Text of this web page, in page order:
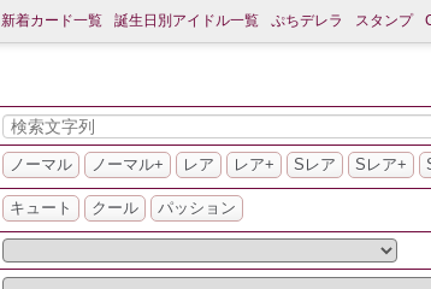
新着カード一覧 誕生日別アイドル一覧 ぷちデレラ スタンプ
ノーマル ノーマル+ レア レア+ Sレア Sレア+
キュート クール パッション